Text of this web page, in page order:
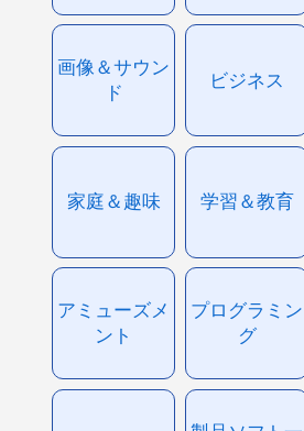
画像＆サウン
ド
ビジネス
家庭＆趣味 学習＆教育
アミューズメ
ント
プログラミン
グ